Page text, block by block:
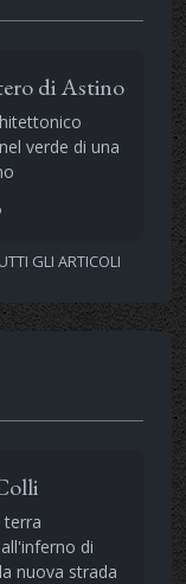
di Astino
verde di una
GLI ARTICOLI
terra
di
nuova strada